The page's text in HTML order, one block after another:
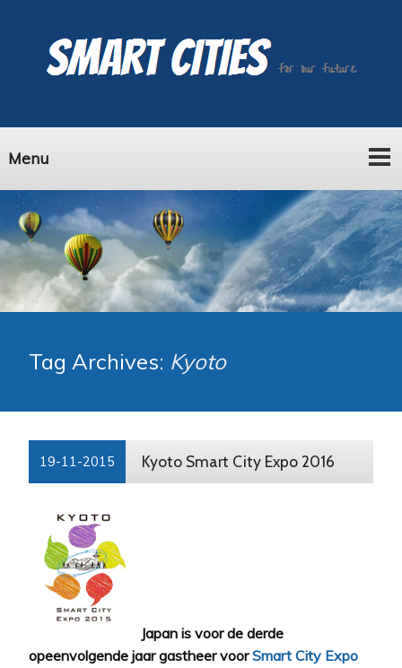
Menu
Tag Archives: Kyoto
19-11-2015 Kyoto Smart City Expo 2016
Japan is voor de derde
opeenvolgende jaar gastheer voorSmart City Expo